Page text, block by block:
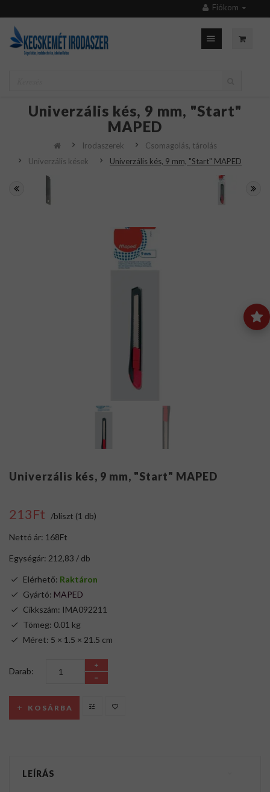
Fiókom
Univerzális kés, 9 mm, "Start"
MAPED
Irodaszerek
Csomagolás, tárolás
Univerzális kések
Univerzális kés, 9 mm, "Start" MAPED
Univerzális kés, 9 mm, "Start" MAPED
213Ft /bliszt (1 db)
Nettó ár: 168Ft
Egységár: 212,83 / db
Elérhető: Raktáron
Gyártó: MAPED
Cikkszám: IMA092211
Tömeg: 0.01 kg
Méret: 5 × 1.5 × 21.5 cm
Darab:
KOSÁRBA
LEÍRÁS